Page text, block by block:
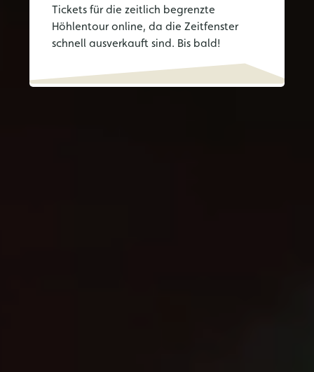
Tickets für die zeitlich begrenzte
Höhlentour online, da die Zeitfenster
schnell ausverkauft sind. Bis bald!